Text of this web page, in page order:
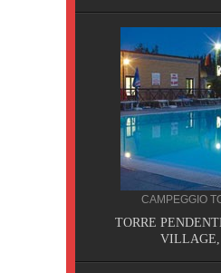
CAMPEGGIO
TORRE
VILLAGE,